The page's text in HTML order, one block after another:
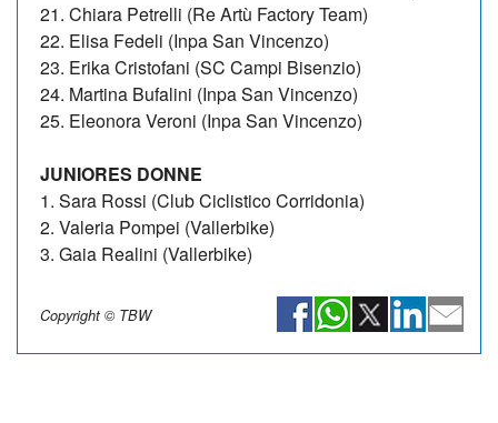
21. Chiara Petrelli (Re Artù Factory Team)
22. Elisa Fedeli (Inpa San Vincenzo)
23. Erika Cristofani (SC Campi Bisenzio)
24. Martina Bufalini (Inpa San Vincenzo)
25. Eleonora Veroni (Inpa San Vincenzo)
JUNIORES DONNE
1. Sara Rossi (Club Ciclistico Corridonia)
2. Valeria Pompei (Vallerbike)
3. Gaia Realini (Vallerbike)
Copyright © TBW